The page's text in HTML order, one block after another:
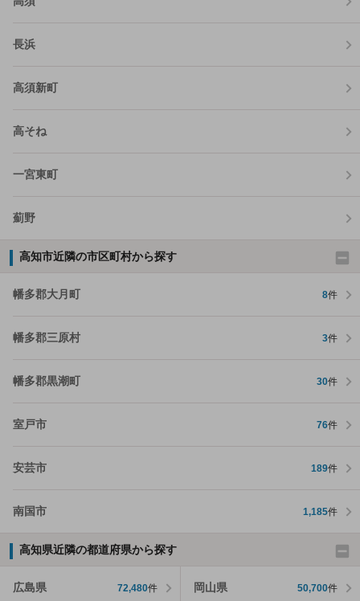
長浜
高須新町
高そね
一宮東町
薊野
高知市近隣の市区町村から探す
幡多郡大月町 8件
幡多郡三原村 3件
幡多郡黒潮町 30件
室戸市 76件
安芸市 189件
南国市 1,185件
高知県近隣の都道府県から探す
広島県 72,480件 岡山県 50,700件